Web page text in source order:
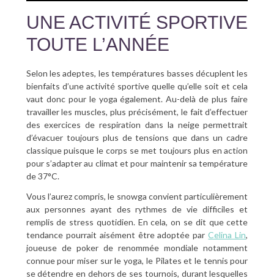
UNE ACTIVITÉ SPORTIVE
TOUTE L’ANNÉE
Selon les adeptes, les températures basses décuplent les
bienfaits d’une activité sportive quelle qu’elle soit et cela
vaut donc pour le yoga également. Au-delà de plus faire
travailler les muscles, plus précisément, le fait d’effectuer
des exercices de respiration dans la neige permettrait
d’évacuer toujours plus de tensions que dans un cadre
classique puisque le corps se met toujours plus en action
pour s’adapter au climat et pour maintenir sa température
de 37°C.
Vous l’aurez compris, le snowga convient particulièrement
aux personnes ayant des rythmes de vie difficiles et
remplis de stress quotidien. En cela, on se dit que cette
tendance pourrait aisément être adoptée parCelina Lin,
joueuse de poker de renommée mondiale notamment
connue pour miser sur le yoga, le Pilates et le tennis pour
se détendre en dehors de ses tournois, durant lesquelles